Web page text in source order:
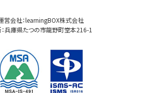
営会社：learningBOX株式会社
兵庫県たつの市龍野町堂本216-1